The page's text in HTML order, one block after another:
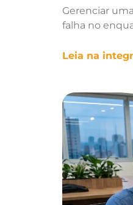
Gerenciar
falha no
Leia na